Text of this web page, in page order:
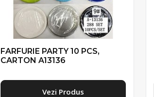
FARFURIE PARTY 10 PCS,
CARTON A13136
Vezi Produs